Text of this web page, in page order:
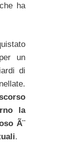
ha
un
di
la
Ã¨
.